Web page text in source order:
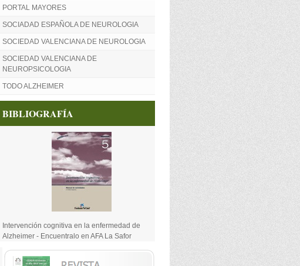
PORTAL MAYORES
SOCIADAD ESPAÑOLA DE NEUROLOGIA
SOCIEDAD VALENCIANA DE NEUROLOGIA
SOCIEDAD VALENCIANA DE
NEUROPSICOLOGIA
TODO ALZHEIMER
BIBLIOGRAFÍA
Intervención cognitiva en la enfermedad de
Alzheimer - Encuentralo en AFA La Safor